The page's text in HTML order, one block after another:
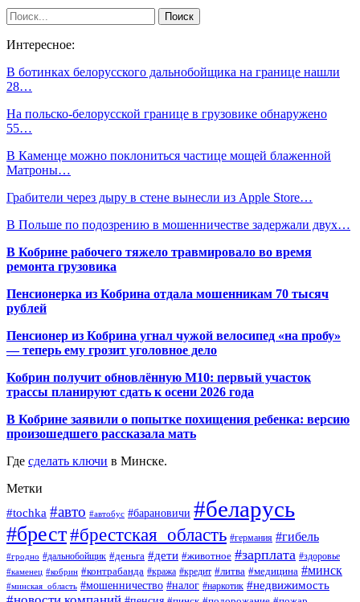
Интересное:
В ботинках белорусского дальнобойщика на границе нашли
28…
На польско-белорусской границе в грузовике обнаружено
55…
В Каменце можно поклониться частице мощей блаженной
Матроны…
Грабители через дыру в стене вынесли из Apple Store…
В Польше по подозрению в мошенничестве задержали двух…
В Кобрине рабочего тяжело травмировало во время
ремонта грузовика
Пенсионерка из Кобрина отдала мошенникам 70 тысяч
рублей
Пенсионер из Кобрина угнал чужой велосипед «на пробу»
— теперь ему грозит уголовное дело
Кобрин получит обновлённую М10: первый участок
трассы планируют сдать к осени 2026 года
В Кобрине заявили о попытке похищения ребенка: версию
произошедшего рассказала мать
Где сделать ключи в Минске.
Метки
#tochka #авто #автобус #барановичи #беларусь
#брест#брестская_область #германия #гибель
#гродно #дальнобойщик #деньга #дети #животное #зарплата #здоровье
#каменец #кобрин #контрабанда #кража #кредит #литва #медицина #минск
#минская_область #мошенничество #налог #наркотик #недвижимость